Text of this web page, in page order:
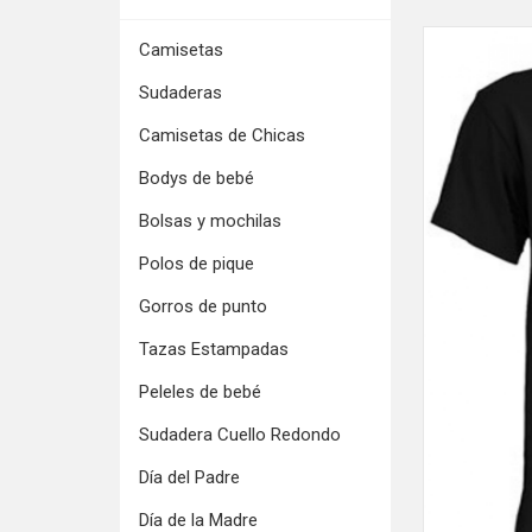
Camisetas
Sudaderas
Camisetas de Chicas
Bodys de bebé
Bolsas y mochilas
Polos de pique
Gorros de punto
Tazas Estampadas
Peleles de bebé
Sudadera Cuello Redondo
Día del Padre
Día de la Madre